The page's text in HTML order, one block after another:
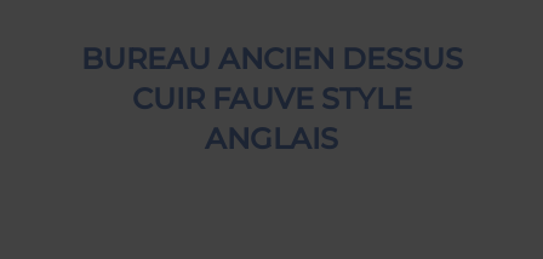
BUREAU ANCIEN DESSUS
CUIR FAUVE STYLE
ANGLAIS